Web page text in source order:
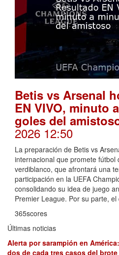
Betis vs Arsenal
EN VIVO, minuto
goles del
2026 12:50
La preparación de Betis vs
internacional que promete fútbol
verdiblanco, que afrontará una
participación en la UEFA
consolidando su idea de juego
Premier League. Por su parte,
365scores
Últimas noticias
Alerta por sarampión en
dos de cada tres casos del brote